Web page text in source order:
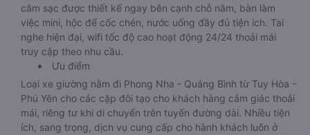
cắm sạc được thiết kế ngay bên cạnh chỗ nằm, bàn làm
việc mini, hộc để cốc chén, nước uống đầy đủ tiện ích. Tai
nghe hiện đại, wifi tốc độ cao hoạt động 24/24 thoải mái
truy cập theo nhu cầu.
Ưu điểm
Loại xe giường nằm đi Phong Nha - Quảng Bình từ Tuy Hòa -
Phú Yên cho các cặp đôi tạo cho khách hàng cảm giác thoải
mái, riêng tư khi di chuyển trên tuyến đường dài. Nhiều tiện
ích, sang trọng, dịch vụ cung cấp cho hành khách luôn ở